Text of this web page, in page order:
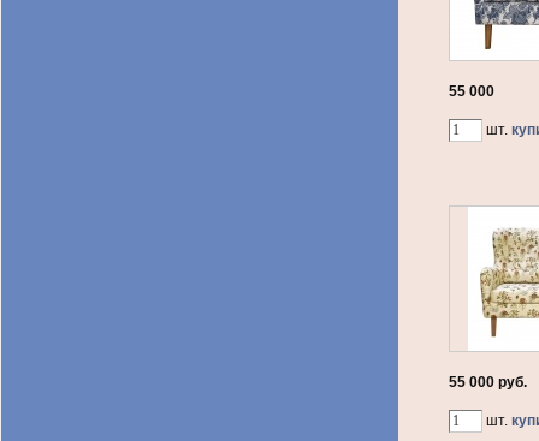
55 000
шт.
55 000 руб.
шт.